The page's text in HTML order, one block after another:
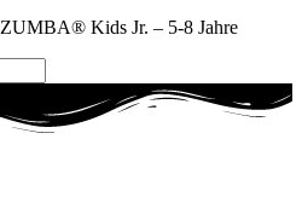
ZUMBA® Kids Jr. – 5-8 Jahre